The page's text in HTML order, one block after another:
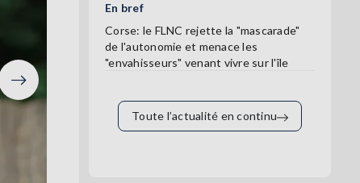
Suivant
En bref
Corse: le FLNC rejette la "mascarade"
de l'autonomie et menace les
"envahisseurs" venant vivre sur l'île
Toute l’actualité en continu